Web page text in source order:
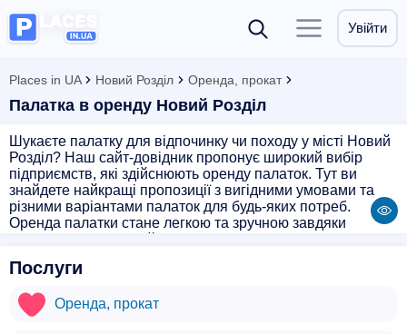
Увійти
Places in UA Новий Розділ Оренда, прокат
Палатка в оренду Новий Розділ
Шукаєте палатку для відпочинку чи походу у місті Новий
Розділ? Наш сайт-довідник пропонує широкий вибір
підприємств, які здійснюють оренду палаток. Тут ви
знайдете найкращі пропозиції з вигідними умовами та
різними варіантами палаток для будь-яких потреб.
Оренда палатки стане легкою та зручною завдяки
Послуги
Оренда, прокат